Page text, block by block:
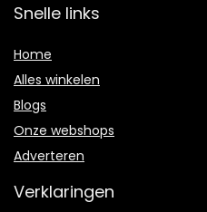
Snelle links
Home
Alles winkelen
Blogs
Onze webshops
Adverteren
Verklaringen